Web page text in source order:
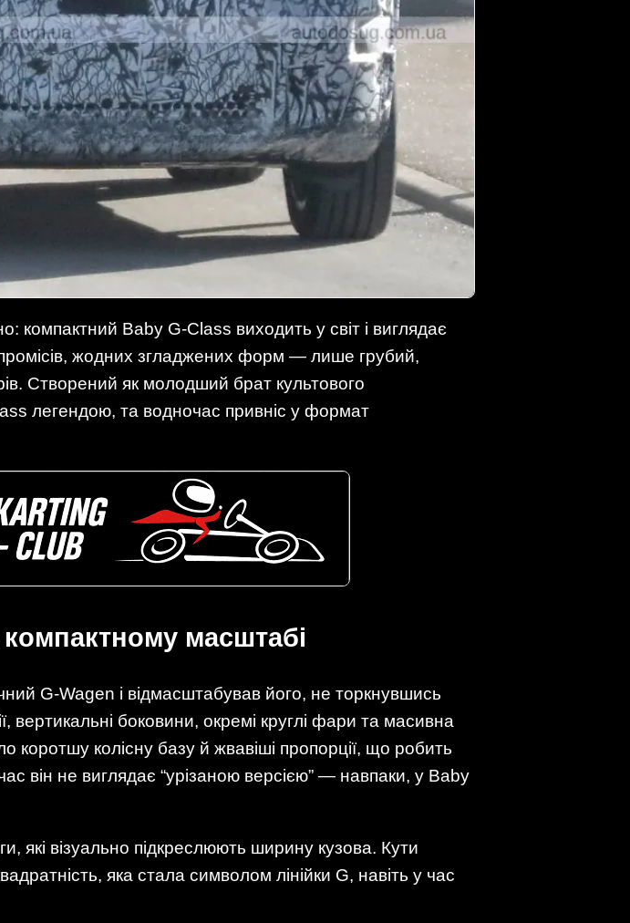
компактний Baby G-Class виходить у світ і виглядає
жодних згладжених форм — лише грубий,
Створений як молодший брат культового
легендою, та водночас привніс у формат
масштабі
G-Wagen і відмасштабував його, не торкнувшись
вертикальні боковини, окремі круглі фари та масивна
колісну базу й жвавіші пропорції, що робить
він не виглядає “урізаною версією” — навпаки, у Baby
які візуально підкреслюють ширину кузова. Кути
яка стала символом лінійки G, навіть у час